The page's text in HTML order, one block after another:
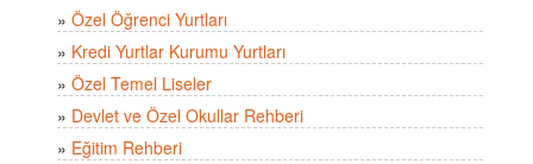
» Özel Öğrenci Yurtları
» Kredi Yurtlar Kurumu Yurtları
» Özel Temel Liseler
» Devlet ve Özel Okullar Rehberi
» Eğitim Rehberi